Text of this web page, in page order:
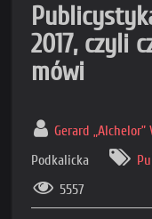
2017, czyli
mówi
Gerard
Podkalicka
5557